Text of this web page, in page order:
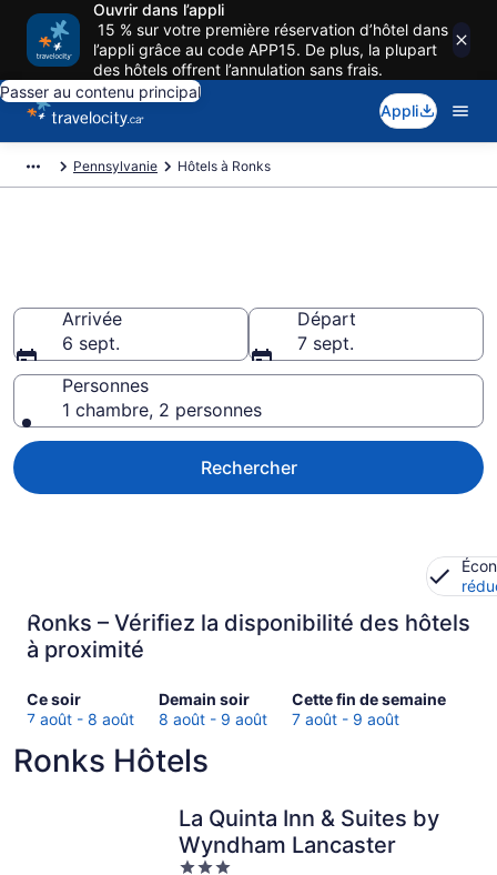
Ouvrir dans l’appli
15 % sur votre première réservation d’hôtel dans
l’appli grâce au code APP15. De plus, la plupart
des hôtels offrent l’annulation sans frais.
Passer au contenu principal
Appli
Pennsylvanie Hôtels à Ronks
Arrivée
6 sept.
Départ
7 sept.
Personnes
1 chambre, 2 personnes
Rechercher
Ronks – Vérifiez la disponibilité des hôtels
à proximité
Ce soir
Consultez
les
à Ronks
7 août - 8 août
Demain soir
Consulter
les
à
pour
demain
soir,
8 août - 9 août
Cette fin de semaine
Consultez
les
cette
fin
de
7 août - 9 août
Ronks Hôtels
La Quinta Inn & Suites by
Wyndham Lancaster
3